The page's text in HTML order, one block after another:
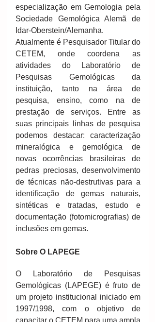
especialização em Gemologia pela
Sociedade Gemológica Alemã de
Idar-Oberstein/Alemanha.
Atualmente é Pesquisador Titular do
CETEM, onde coordena as
atividades do Laboratório de
Pesquisas Gemológicas da
instituição, tanto na área de
pesquisa, ensino, como na de
prestação de serviços. Entre as
suas principais linhas de pesquisa
podemos destacar: caracterização
mineralógica e gemológica de
novas ocorrências brasileiras de
pedras preciosas, desenvolvimento
de técnicas não-destrutivas para a
identificação de gemas naturais,
sintéticas e tratadas, estudo e
documentação (fotomicrografias) de
inclusões em gemas.
Sobre O LAPEGE
O Laboratório de Pesquisas
Gemológicas (LAPEGE) é fruto de
um projeto institucional iniciado em
1997/1998, com o objetivo de
capacitar o CETEM para uma ampla